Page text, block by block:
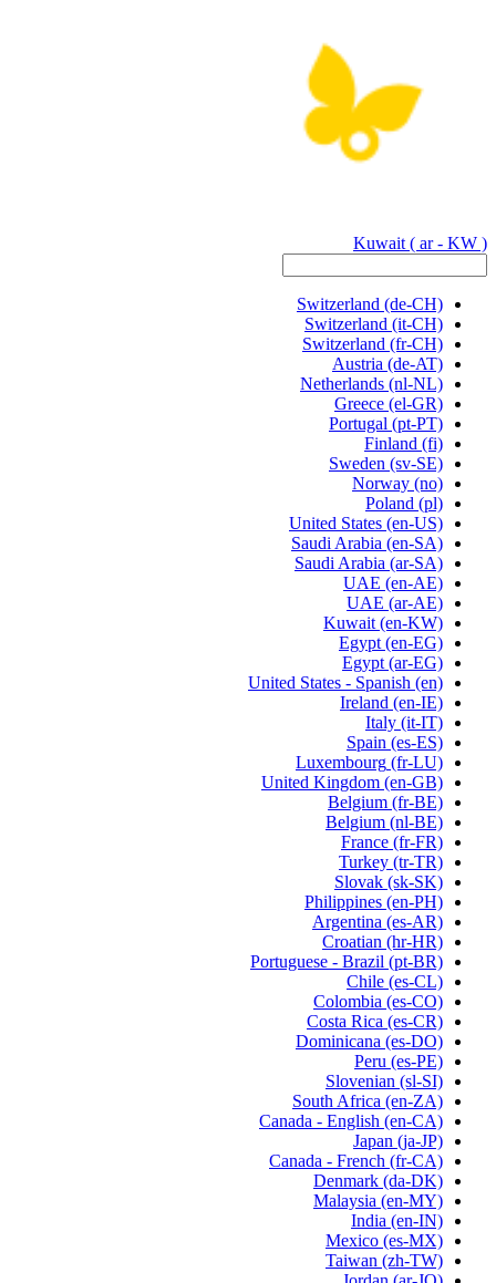
Kuwait ( ar - KW )
Switzerland (de-CH)
Switzerland (it-CH)
Switzerland (fr-CH)
Austria (de-AT)
Netherlands (nl-NL)
Greece (el-GR)
Portugal (pt-PT)
Finland (fi)
Sweden (sv-SE)
Norway (no)
Poland (pl)
United States (en-US)
Saudi Arabia (en-SA)
Saudi Arabia (ar-SA)
UAE (en-AE)
UAE (ar-AE)
Kuwait (en-KW)
Egypt (en-EG)
Egypt (ar-EG)
United States - Spanish (en)
Ireland (en-IE)
Italy (it-IT)
Spain (es-ES)
Luxembourg (fr-LU)
United Kingdom (en-GB)
Belgium (fr-BE)
Belgium (nl-BE)
France (fr-FR)
Turkey (tr-TR)
Slovak (sk-SK)
Philippines (en-PH)
Argentina (es-AR)
Croatian (hr-HR)
Portuguese - Brazil (pt-BR)
Chile (es-CL)
Colombia (es-CO)
Costa Rica (es-CR)
Dominicana (es-DO)
Peru (es-PE)
Slovenian (sl-SI)
South Africa (en-ZA)
Canada - English (en-CA)
Japan (ja-JP)
Canada - French (fr-CA)
Denmark (da-DK)
Malaysia (en-MY)
India (en-IN)
Mexico (es-MX)
Taiwan (zh-TW)